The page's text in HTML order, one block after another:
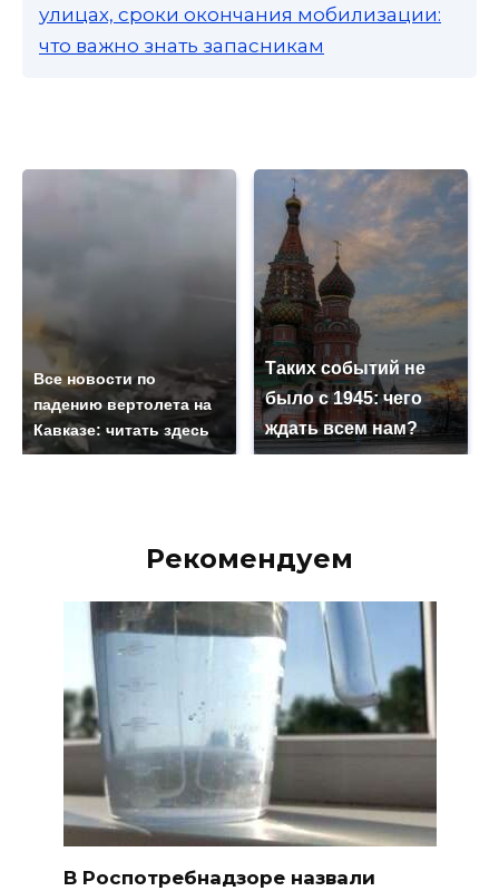
улицах, сроки окончания мобилизации:
что важно знать запасникам
Все новости по
падению вертолета на
Кавказе: читать здесь
Таких событий не
было с 1945: чего
ждать всем нам?
Рекомендуем
В Роспотребнадзоре назвали